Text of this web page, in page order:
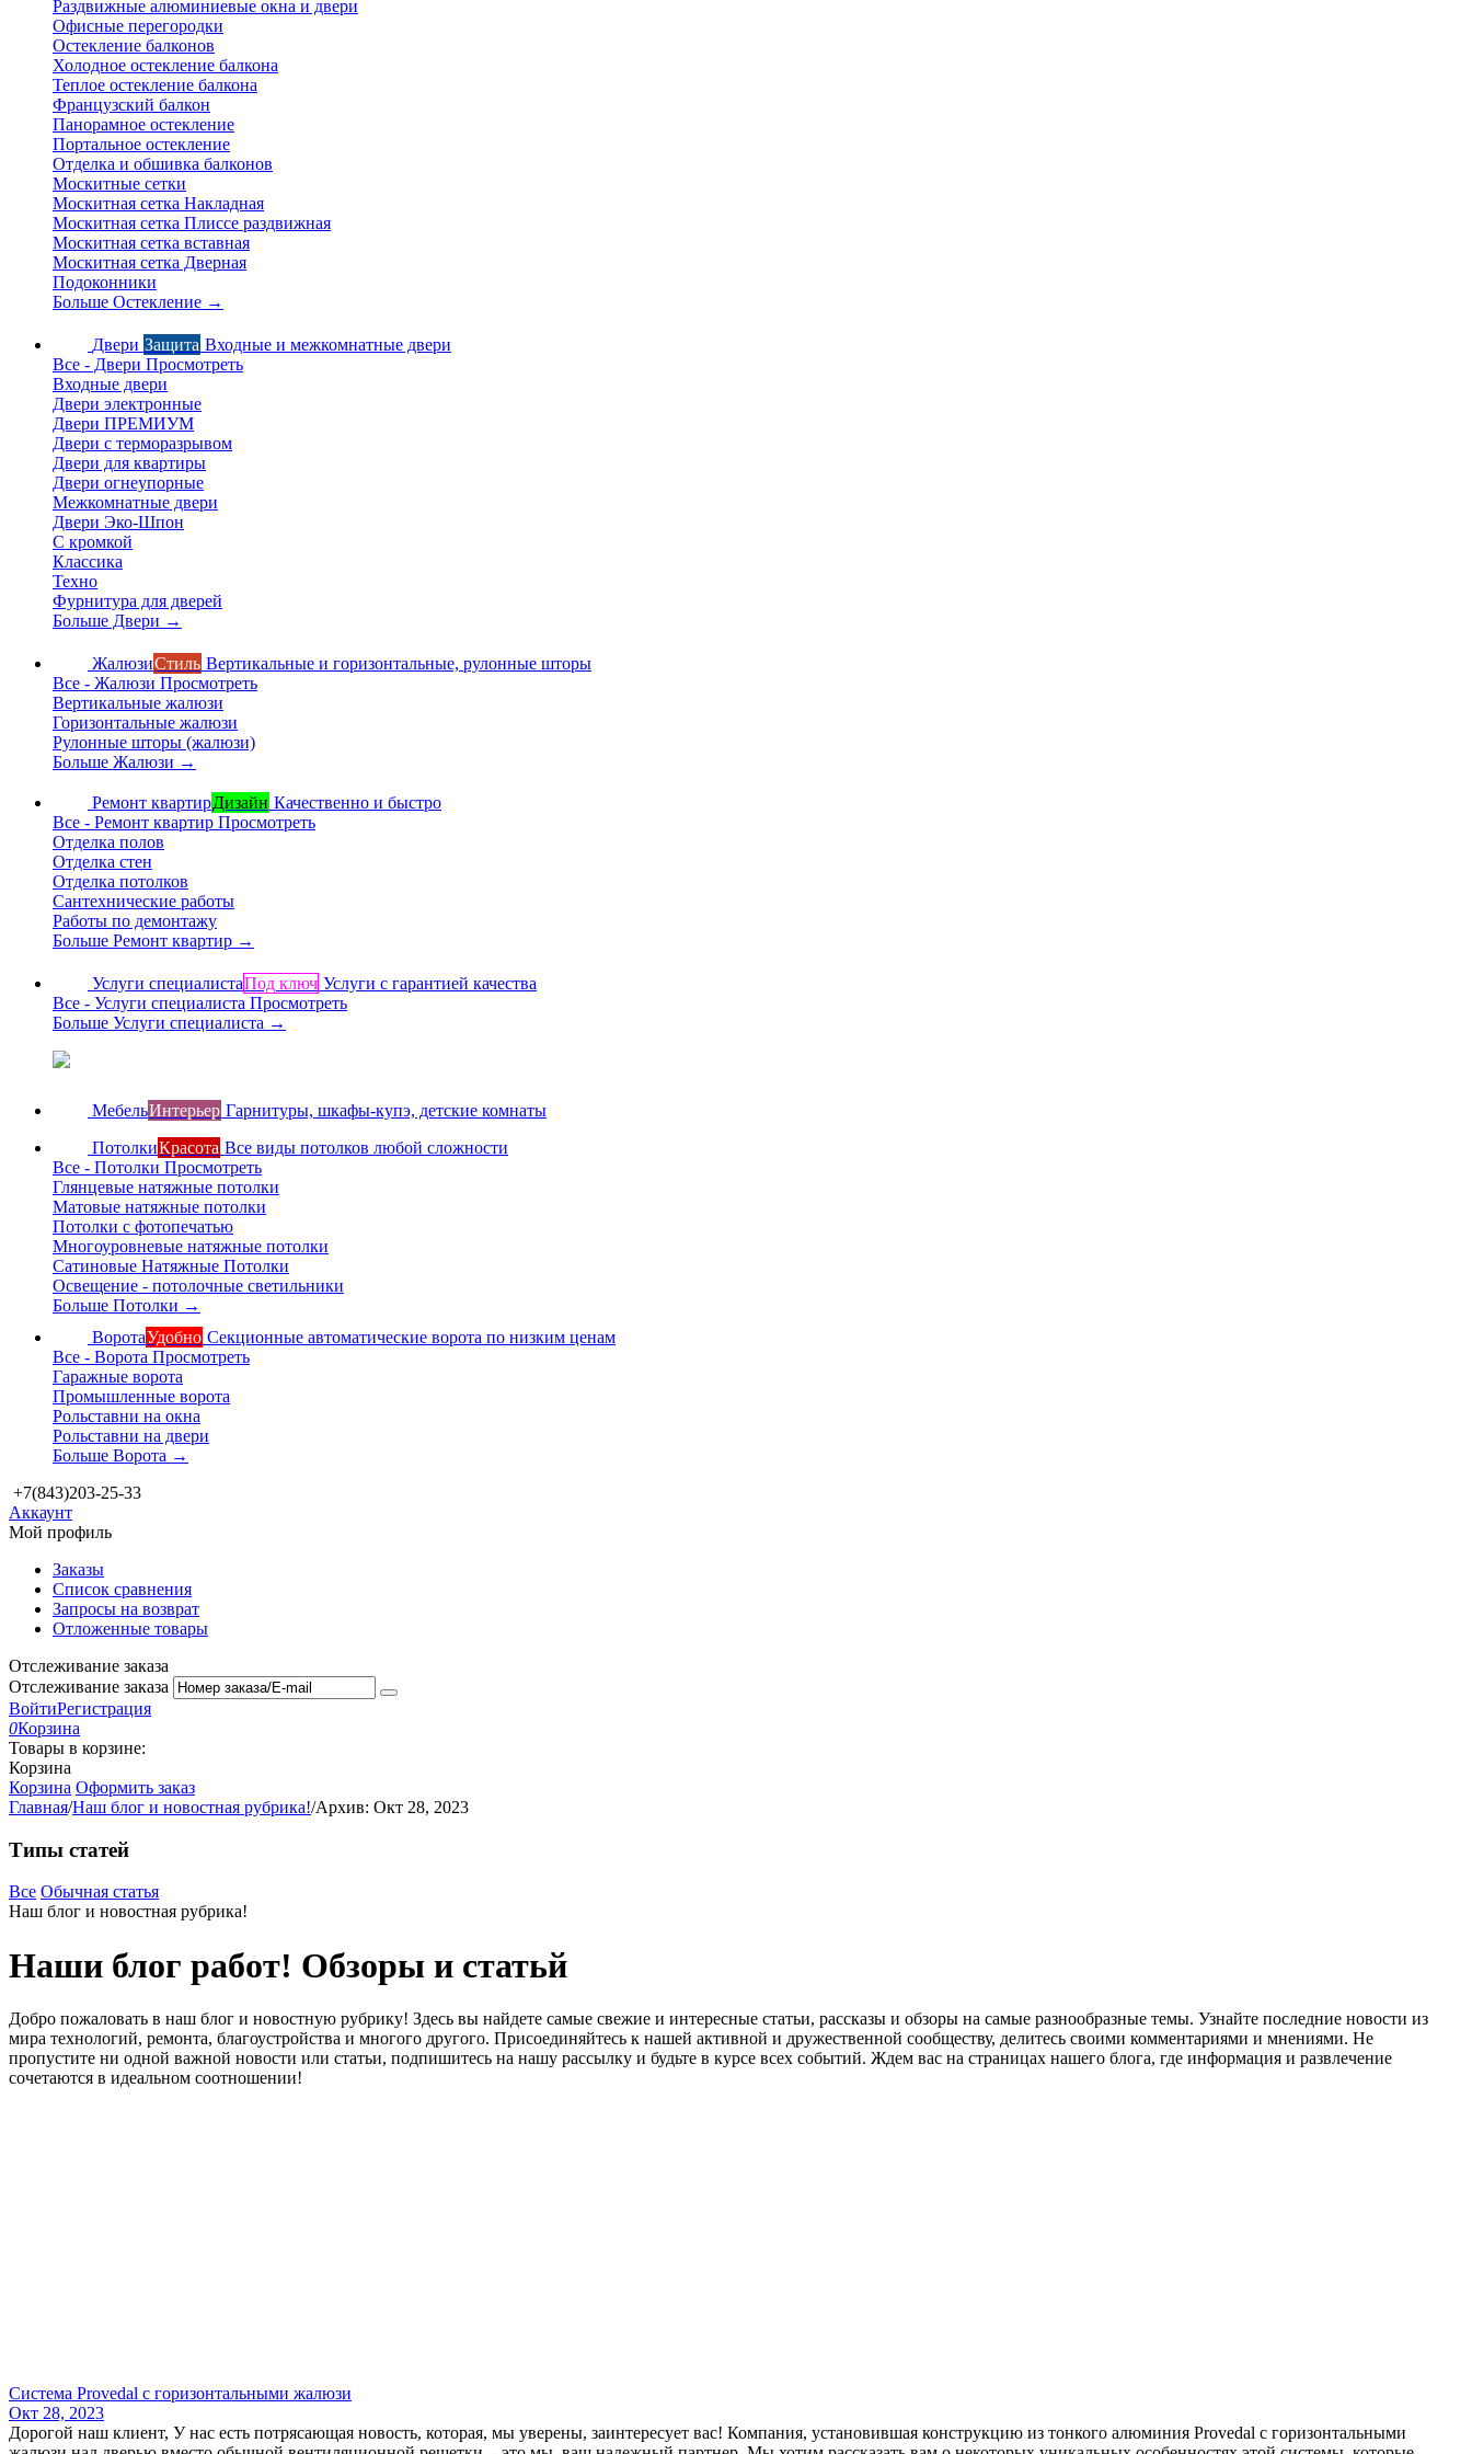
Раздвижные алюминиевые окна и двери
Офисные перегородки
Остекление балконов
Холодное остекление балкона
Теплое остекление балкона
Французский балкон
Панорамное остекление
Портальное остекление
Отделка и обшивка балконов
Москитные сетки
Москитная сетка Накладная
Москитная сетка Плиссе раздвижная
Москитная сетка вставная
Москитная сетка Дверная
Подоконники
Больше Остекление →
Двери Защита Входные и межкомнатные двери
Все - Двери Просмотреть
Входные двери
Двери электронные
Двери ПРЕМИУМ
Двери с терморазрывом
Двери для квартиры
Двери огнеупорные
Межкомнатные двери
Двери Эко-Шпон
С кромкой
Классика
Техно
Фурнитура для дверей
Больше Двери →
ЖалюзиСтиль Вертикальные и горизонтальные, рулонные шторы
Все - Жалюзи Просмотреть
Вертикальные жалюзи
Горизонтальные жалюзи
Рулонные шторы (жалюзи)
Больше Жалюзи →
Ремонт квартирДизайн Качественно и быстро
Все - Ремонт квартир Просмотреть
Отделка полов
Отделка стен
Отделка потолков
Сантехнические работы
Работы по демонтажу
Больше Ремонт квартир →
Услуги специалистаПод ключ Услуги с гарантией качества
Все - Услуги специалиста Просмотреть
Больше Услуги специалиста →
МебельИнтерьер Гарнитуры, шкафы-купэ, детские комнаты
ПотолкиКрасота Все виды потолков любой сложности
Все - Потолки Просмотреть
Глянцевые натяжные потолки
Матовые натяжные потолки
Потолки с фотопечатью
Многоуровневые натяжные потолки
Сатиновые Натяжные Потолки
Освещение - потолочные светильники
Больше Потолки →
ВоротаУдобно Секционные автоматические ворота по низким ценам
Все - Ворота Просмотреть
Гаражные ворота
Промышленные ворота
Рольставни на окна
Рольставни на двери
Больше Ворота →
+7(843)203-25-33
Аккаунт
Мой профиль
Заказы
Список сравнения
Запросы на возврат
Отложенные товары
Отслеживание заказа
Отслеживание заказа
ВойтиРегистрация
0Корзина
Товары в корзине:
Корзина
Корзина Оформить заказ
Главная/Наш блог и новостная рубрика!/Архив: Окт 28, 2023
Типы статей
Все Обычная статья
Наш блог и новостная рубрика!
Наши блог работ! Обзоры и статьй
Добро пожаловать в наш блог и новостную рубрику! Здесь вы найдете самые свежие и интересные статьи, рассказы и обзоры на самые разнообразные темы. Узнайте последние новости из
мира технологий, ремонта, благоустройства и многого другого. Присоединяйтесь к нашей активной и дружественной сообществу, делитесь своими комментариями и мнениями. Не
пропустите ни одной важной новости или статьи, подпишитесь на нашу рассылку и будьте в курсе всех событий. Ждем вас на страницах нашего блога, где информация и развлечение
сочетаются в идеальном соотношении!
Система Provedal с горизонтальными жалюзи
Окт 28, 2023
Дорогой наш клиент, У нас есть потрясающая новость, которая, мы уверены, заинтересует вас! Компания, установившая конструкцию из тонкого алюминия Provedal с горизонтальными